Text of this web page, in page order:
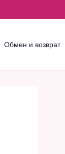
Обмен и возврат